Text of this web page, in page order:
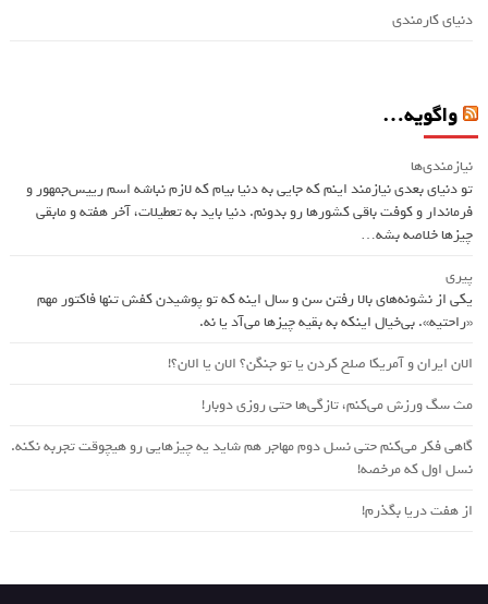
دنیای کارمندی
واگویه…
نیازمندی‌ها
تو دنیای بعدی نیازمند اینم که جایی به دنیا بیام که لازم نباشه اسم ريیس‌جمهور و
فرماندار و کوفت باقی کشورها رو بدونم. دنیا باید به تعطیلات، آخر هفته و مابقی
چیزها خلاصه بشه…
پیری
یکی از نشونه‌های بالا رفتن سن و سال اینه که تو پوشیدن کفش تنها فاکتور مهم
«راحتیه». بی‌خیال اینکه به بقیه چیزها می‌آد یا نه.
الان ایران و آمریکا صلح کردن یا تو جنگن؟‌ الان یا الان؟!
مث سگ ورزش می‌کنم، تازگی‌ها حتی روزی دوبار!
گاهی فکر می‌کنم حتی نسل دوم مهاجر هم شاید یه چیزهایی رو هیچوقت تجربه نکنه.
نسل اول که مرخصه!
از هفت دریا بگذرم!